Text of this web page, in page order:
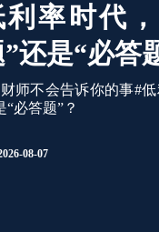
利率时代
还是“必答
师不会告诉你的事#
“必答题”？
08-07